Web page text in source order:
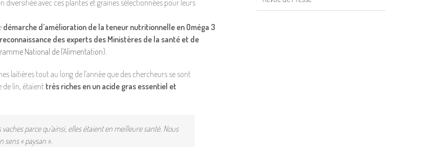
avec ces plantes et graines sélectionnées pour leurs
démarche d’amélioration de la teneur nutritionnelle en Oméga 3
reconnaissance des experts des Ministères de la santé et de
National de l’Alimentation).
laitières tout au long de l’année que des chercheurs se sont
de lin, étaient très riches en un acide gras essentiel et
parce qu’ainsi, elles étaient en meilleure santé. Nous
sens « paysan ».